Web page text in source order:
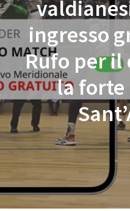
ingresso
Rufo per
la forte